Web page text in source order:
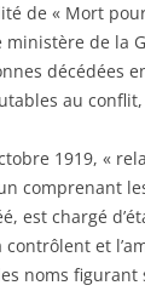
de « Mort
ministère de la
décédées
au
1919, «
comprenant
est chargé
et
noms